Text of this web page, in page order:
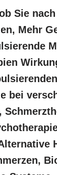
Sie nach
Mehr
bei